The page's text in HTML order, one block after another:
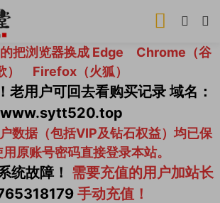
把浏览器换成 Edge Chrome（谷
） Firefox（火狐）
老用户可回去看购买记录 域名：
www.sytt520.top
数据（包括VIP及钻石权益）均已保
原账号密码直接登录本站。
统故障！ 需要充值的用户加站长
手动充值！